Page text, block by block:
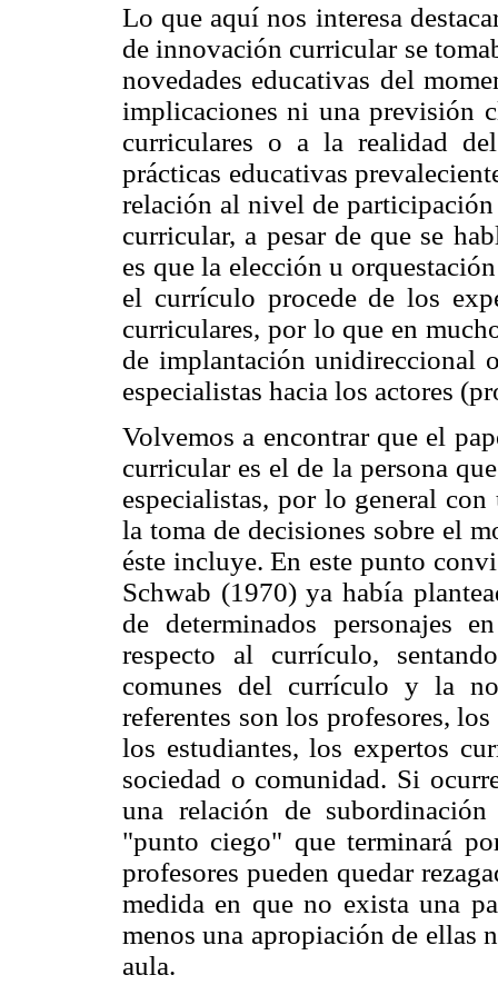
Lo que aquí nos interesa
de innovación curricular se
novedades educativas del
implicaciones ni una previsión
curriculares o a la realidad
prácticas educativas
relación al nivel de
curricular, a pesar de que se
es que la elección u
el currículo procede de los
curriculares, por lo que en
de implantación unidireccional
especialistas hacia los actores
Volvemos a encontrar que el
curricular es el de la persona
especialistas, por lo general
la toma de decisiones sobre el
éste incluye. En este punto
Schwab (1970) ya había
de determinados personajes
respecto al currículo,
comunes del currículo y la
referentes son los profesores,
los estudiantes, los expertos
sociedad o comunidad. Si
una relación de
"punto ciego" que terminará
profesores pueden quedar
medida en que no exista una
menos una apropiación de ellas
aula.